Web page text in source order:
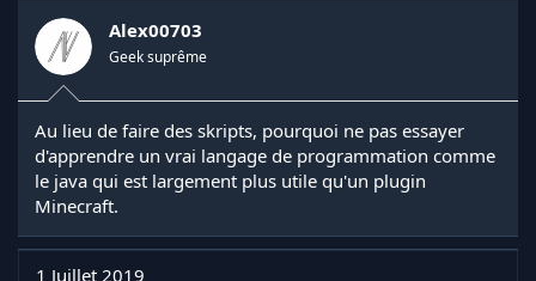
n
s
Alex00703
Geek suprême
Au lieu de faire des skripts, pourquoi ne pas essayer
d'apprendre un vrai langage de programmation comme
le java qui est largement plus utile qu'un plugin
Minecraft.
1 Juillet 2019